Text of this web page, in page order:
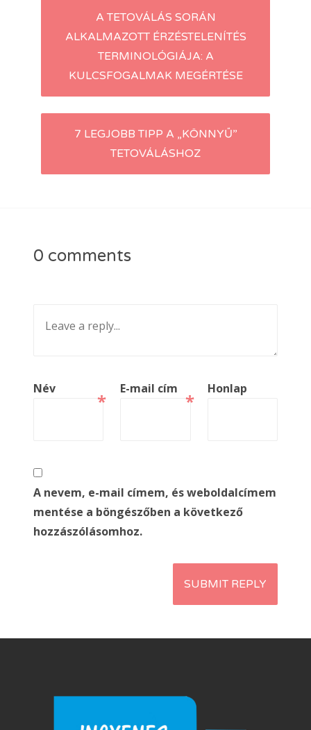
navigation
A TETOVÁLÁS SORÁN
ALKALMAZOTT ÉRZÉSTELENÍTÉS
TERMINOLÓGIÁJA: A
KULCSFOGALMAK MEGÉRTÉSE
7 LEGJOBB TIPP A „KÖNNYŰ”
TETOVÁLÁSHOZ
0 comments
Név
*
E-mail cím
*
Honlap
A nevem, e-mail címem, és weboldalcímem
mentése a böngészőben a következő
hozzászólásomhoz.